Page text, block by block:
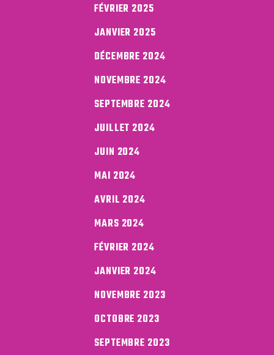
FÉVRIER 2025
JANVIER 2025
DÉCEMBRE 2024
NOVEMBRE 2024
SEPTEMBRE 2024
JUILLET 2024
JUIN 2024
MAI 2024
AVRIL 2024
MARS 2024
FÉVRIER 2024
JANVIER 2024
NOVEMBRE 2023
OCTOBRE 2023
SEPTEMBRE 2023